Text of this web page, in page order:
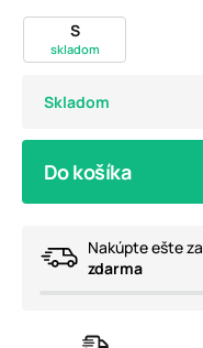
S
skladom
Skladom
Do košíka
Nakúpte ešte za
zdarma